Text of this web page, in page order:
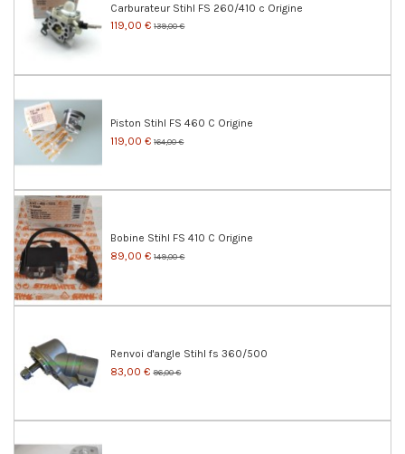
Carburateur Stihl FS 260/410 c Origine
119,00 € 139,00 €
Piston Stihl FS 460 C Origine
119,00 € 164,00 €
Bobine Stihl FS 410 C Origine
89,00 € 149,00 €
Renvoi d'angle Stihl fs 360/500
83,00 € 96,00 €